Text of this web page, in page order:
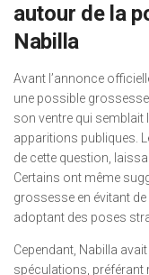
autour de la
Nabilla
Avant l’annonce
une possible
son ventre qui semblait
apparitions publiques.
de cette question,
Certains ont même
grossesse en évitant
adoptant des poses
Cependant, Nabilla
spéculations, préférant